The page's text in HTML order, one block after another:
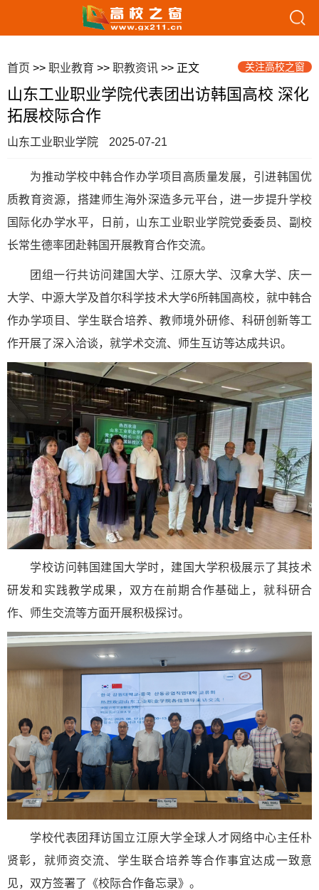
首页 >> 职业教育 >> 职教资讯 >> 正文 关注高校之窗
山东工业职业学院代表团出访韩国高校 深化
拓展校际合作
山东工业职业学院 2025-07-21
为推动学校中韩合作办学项目高质量发展，引进韩国优
质教育资源，搭建师生海外深造多元平台，进一步提升学校
国际化办学水平，日前，山东工业职业学院党委委员、副校
长常生德率团赴韩国开展教育合作交流。
团组一行共访问建国大学、江原大学、汉拿大学、庆一
大学、中源大学及首尔科学技术大学6所韩国高校，就中韩合
作办学项目、学生联合培养、教师境外研修、科研创新等工
作开展了深入洽谈，就学术交流、师生互访等达成共识。
学校访问韩国建国大学时，建国大学积极展示了其技术
研发和实践教学成果，双方在前期合作基础上，就科研合
作、师生交流等方面开展积极探讨。
学校代表团拜访国立江原大学全球人才网络中心主任朴
贤彰，就师资交流、学生联合培养等合作事宜达成一致意
见，双方签署了《校际合作备忘录》。